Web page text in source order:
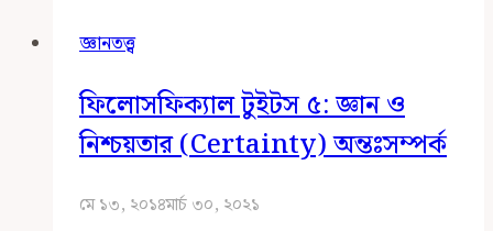
জ্ঞানতত্ত্ব
ফিলোসফিক্যাল টুইটস ৫: জ্ঞান ও
নিশ্চয়তার (certainty) অন্তঃসম্পর্ক
মে ১৩, ২০১৪মার্চ ৩০, ২০২১